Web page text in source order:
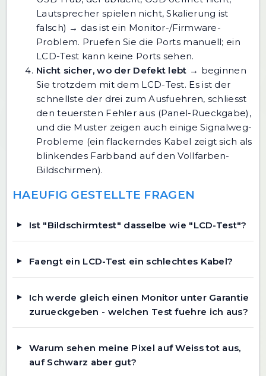
Lautsprecher spielen nicht, Skalierung ist
falsch) → das ist ein Monitor-/Firmware-
Problem. Pruefen Sie die Ports manuell; ein
LCD-Test kann keine Ports sehen.
Nicht sicher, wo der Defekt lebt → beginnen
Sie trotzdem mit dem LCD-Test. Es ist der
schnellste der drei zum Ausfuehren, schliesst
den teuersten Fehler aus (Panel-Rueckgabe),
und die Muster zeigen auch einige Signalweg-
Probleme (ein flackerndes Kabel zeigt sich als
blinkendes Farbband auf den Vollfarben-
Bildschirmen).
HAEUFIG GESTELLTE FRAGEN
Ist "Bildschirmtest" dasselbe wie "LCD-Test"?
Faengt ein LCD-Test ein schlechtes Kabel?
Ich werde gleich einen Monitor unter Garantie
zurueckgeben - welchen Test fuehre ich aus?
Warum sehen meine Pixel auf Weiss tot aus,
auf Schwarz aber gut?